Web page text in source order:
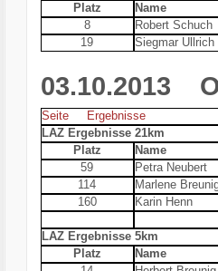
Platz
Name
8
Robert Schuch
19
Siegmar Ullrich
03.10.2013
Seite
Ergebnisse
LAZ Ergebnisse 21km
Platz
Name
59
Petra Neubert
114
Marlene
160
Karin Henn
LAZ Ergebnisse 5km
Platz
Name